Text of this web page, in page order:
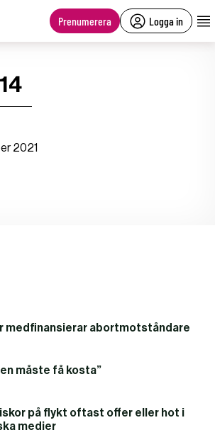
Prenumerera Logga in
2021
medfinansierar abortmotståndare
måste få kosta”
på flykt oftast offer eller hot i
medier